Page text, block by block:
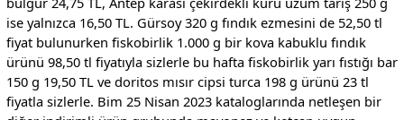
ise yalnızca 16,50 TL. Gürsoy 320 g fındık ezmesini de 52,50 tl
fiyat bulunurken fiskobirlik 1.000 g bir kova kabuklu fındık
ürünü 98,50 tl fiyatıyla sizlerle bu hafta fiskobirlik yarı fıstığı bar
150 g 19,50 TL ve doritos mısır cipsi turca 198 g ürünü 23 tl
fiyatla sizlerle. Bim 25 Nisan 2023 kataloglarında netleşen bir